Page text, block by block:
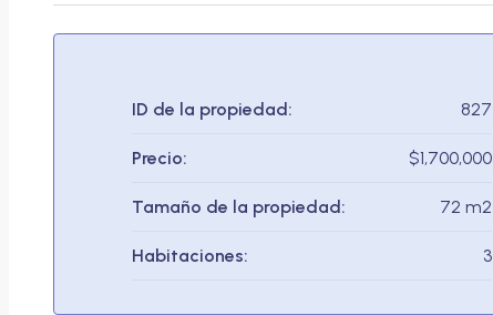
ID de la propiedad: 827
Precio: $1,700,000
Tamaño de la propiedad: 72 m2
Habitaciones: 3